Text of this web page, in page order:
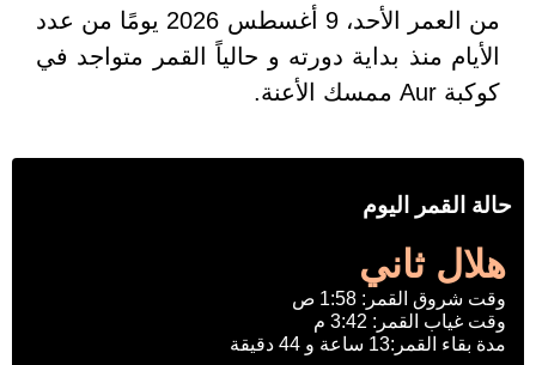
من العمر الأحد، 9 أغسطس 2026 يومًا من عدد
الأيام منذ بداية دورته و حالياً القمر متواجد في
كوكبة Aur ممسك الأعنة.
حالة القمر اليوم
هلال ثاني
وقت شروق القمر: 1:58 ص
وقت غياب القمر: 3:42 م
مدة بقاء القمر:13 ساعة و 44 دقيقة